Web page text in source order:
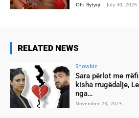
Olti Bytyqi - July 30, 2026
RELATED NEWS
Showbiz
Sara përlot me
kisha rrugëdalje,
nga…
November 23, 2023